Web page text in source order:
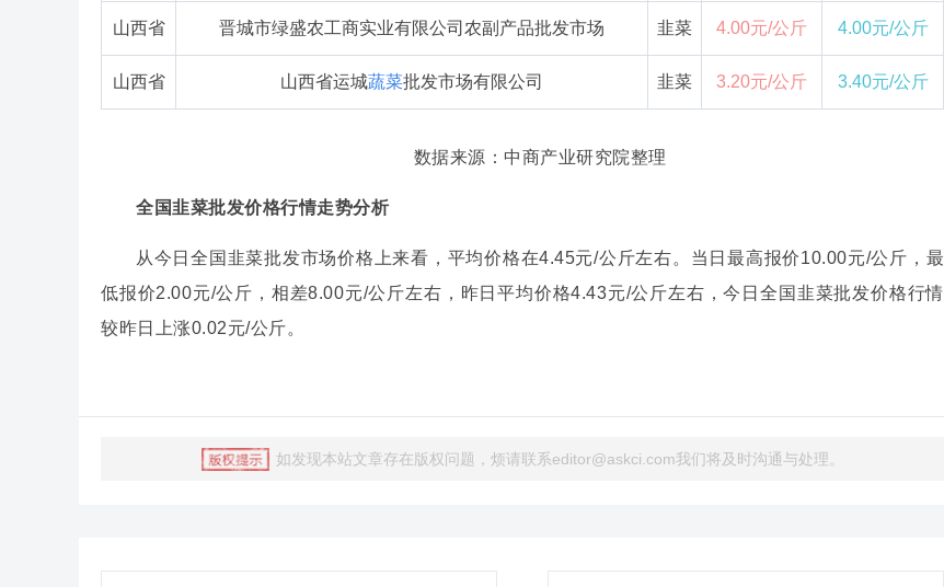
山西省 晋城市绿盛农工商实业有限公司农副产品批发市场 韭菜 4.00元/公斤 4.00元/公斤
山西省 山西省运城蔬菜批发市场有限公司 韭菜 3.20元/公斤 3.40元/公斤
数据来源：中商产业研究院整理
全国韭菜批发价格行情走势分析
从今日全国韭菜批发市场价格上来看，平均价格在4.45元/公斤左右。当日最高报价10.00元/公斤，最
低报价2.00元/公斤，相差8.00元/公斤左右，昨日平均价格4.43元/公斤左右，今日全国韭菜批发价格行情
较昨日上涨0.02元/公斤。
如发现本站文章存在版权问题，烦请联系editor@askci.com我们将及时沟通与处理。